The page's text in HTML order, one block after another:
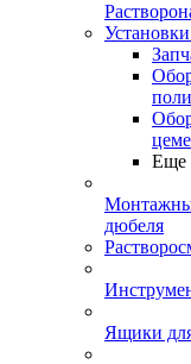
Еще
дюбеля
Ящики